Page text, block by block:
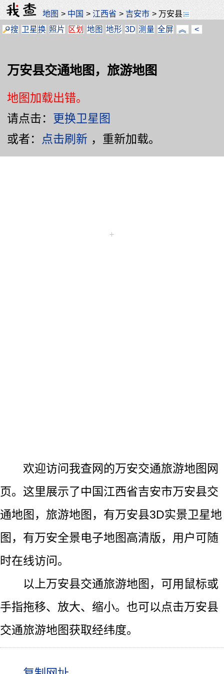
地图 > 中国 > 江西省 > 吉安市 > 万安县
搜 卫星换 照片 区划 地图 地形 3D 测量 全屏 ︽ <
万安县交通地图，旅游地图
地图加载出错。
请点击： 更换卫星图
或者： 点击刷新 ，重新加载。
欢迎访问我查网的万安交通旅游地图网
页。这里展示了中国江西省吉安市万安县交
通地图，旅游地图，有万安县3D实景卫星地
图，有万安全景电子地图高清版，用户可随
时在线访问。
以上万安县交通旅游地图，可用鼠标或
手指拖移、放大、缩小。也可以点击万安县
交通旅游地图获取经纬度。